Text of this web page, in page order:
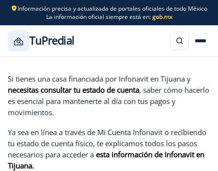
Información precisa y actualizada de portales oficiales de todo México
La información oficial siempre está en: gob.mx
TuPredial
contenido
Si tienes una casa financiada por Infonavit en Tijuana y
necesitas consultar tu estado de cuenta, saber cómo hacerlo
es esencial para mantenerte al día con tus pagos y
movimientos.
Ya sea en línea a través de Mi Cuenta Infonavit o recibiendo
tu estado de cuenta físico, te explicamos todos los pasos
necesarios para acceder a esta información de Infonavit en
Tijuana.